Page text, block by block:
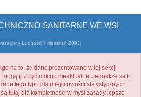
SANITARNE WE WSI
Ludności i Mieszkań 2002)
na to, że dane prezentowane w tej sekcji
mogą już być mocno nieaktualne. Jednakże są to
tego typu dla miejscowości statystycznych
tutaj dla kompletności w myśl zasady lepsze